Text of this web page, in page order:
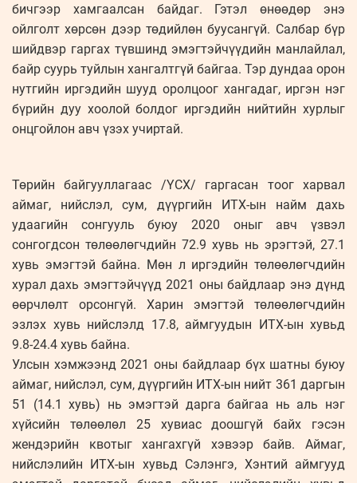
бичгээр хамгаалсан байдаг. Гэтэл өнөөдөр энэ
ойлголт хөрсөн дээр төдийлөн буусангүй. Салбар бүр
шийдвэр гаргах түвшинд эмэгтэйчүүдийн манлайлал,
байр суурь туйлын хангалтгүй байгаа. Тэр дундаа орон
нутгийн иргэдийн шууд оролцоог хангадаг, иргэн нэг
бүрийн дуу хоолой болдог иргэдийн нийтийн хурлыг
онцгойлон авч үзэх учиртай.
Төрийн байгууллагаас /ҮСХ/ гаргасан тоог харвал
аймаг, нийслэл, сум, дүүргийн ИТХ-ын найм дахь
удаагийн сонгууль буюу 2020 оныг авч үзвэл
сонгогдсон төлөөлөгчдийн 72.9 хувь нь эрэгтэй, 27.1
хувь эмэгтэй байна. Мөн л иргэдийн төлөөлөгчдийн
хурал дахь эмэгтэйчүүд 2021 оны байдлаар энэ дүнд
өөрчлөлт орсонгүй. Харин эмэгтэй төлөөлөгчдийн
эзлэх хувь нийслэлд 17.8, аймгуудын ИТХ-ын хувьд
9.8-24.4 хувь байна.
Улсын хэмжээнд 2021 оны байдлаар бүх шатны буюу
аймаг, нийслэл, сум, дүүргийн ИТХ-ын нийт 361 даргын
51 (14.1 хувь) нь эмэгтэй дарга байгаа нь аль нэг
хүйсийн төлөөлөл 25 хувиас доошгүй байх гэсэн
жендэрийн квотыг хангахгүй хэвээр байв. Аймаг,
нийслэлийн ИТХ-ын хувьд Сэлэнгэ, Хэнтий аймгууд